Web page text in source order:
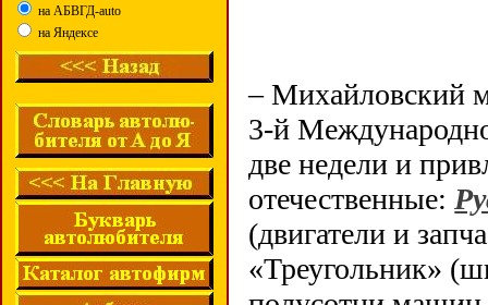
на АБВГД-auto
на Яндексе
– Михайловский
3-й
две недели и
отечественные:
(двигатели и
«Треугольник»